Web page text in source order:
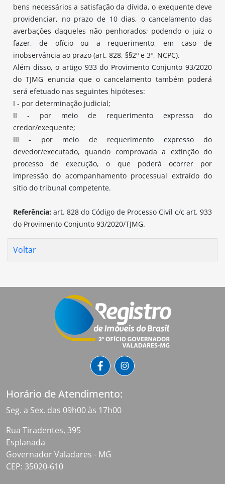
bens necessários a satisfação da dívida, o exequente deve
providenciar, no prazo de 10 dias, o cancelamento das
averbações daqueles não penhorados; podendo o juiz o
fazer, de ofício ou a requerimento, em caso de
inobservância ao prazo (art. 828, §§2º e 3º, NCPC).
Além disso, o artigo 933 do Provimento Conjunto 93/2020
do TJMG enuncia que o cancelamento também poderá
será efetuado nas seguintes hipóteses:
I - por determinação judicial;
II - por meio de requerimento expresso do
credor/exequente;
III - por meio de requerimento expresso do
devedor/executado, quando comprovada a extinção do
processo de execução, o que poderá ocorrer por
impressão do acompanhamento processual extraído do
sítio do tribunal competente.
Referência: art. 828 do Código de Processo Civil c/c art. 933
do Provimento Conjunto 93/2020/TJMG.
Voltar
Horário de Atendimento:
Seg. a Sex. das 09h00 às 17h00
Rua Tiradentes, 395
Esplanada
Governador Valadares - MG
CEP: 35020-610